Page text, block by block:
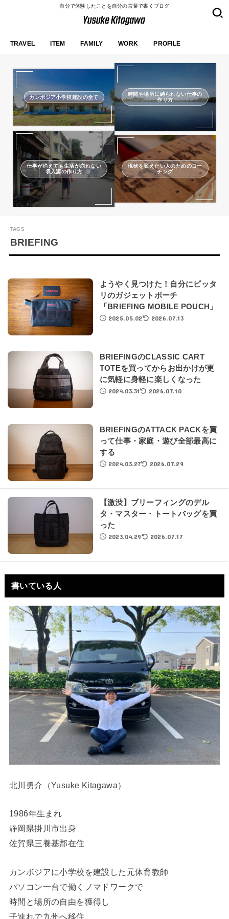
自分で体験したことを自分の言葉で書くブログ
TRAVEL ITEM FAMILY WORK PROFILE
カンボジア小学校建設の全て
時間や場所に縛られない仕事の
作り方
仕事が消えても生活が崩れない
収入源の作り方
現状を変えたい人のためのコー
チング
BRIEFING
ようやく見つけた！自分にピッタ
リのガジェットポーチ
「BRIEFING MOBILE POUCH」
2025.05.02 2026.07.13
BRIEFINGのCLASSIC CART
TOTEを買ってからお出かけが更
に気軽に身軽に楽しくなった
2024.03.31 2026.07.10
BRIEFINGのATTACK PACKを買
って仕事・家庭・遊び全部最高に
する
2024.03.27 2026.07.29
【激渋】ブリーフィングのデル
タ・マスター・トートバッグを買
った
2023.04.29 2026.07.17
書いている人
北川勇介（Yusuke Kitagawa）
1986年生まれ
静岡県掛川市出身
佐賀県三養基郡在住
カンボジアに小学校を建設した元体育教師
パソコン一台で働くノマドワークで
時間と場所の自由を獲得し
子連れで九州へ移住